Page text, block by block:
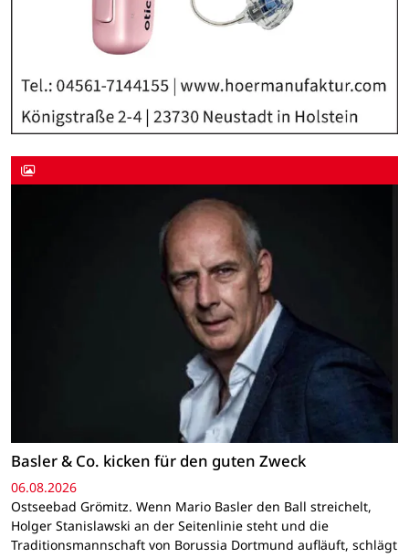
Basler & Co. kicken für den guten Zweck
06.08.2026
Ostseebad Grömitz. Wenn Mario Basler den Ball streichelt,
Holger Stanislawski an der Seitenlinie steht und die
Traditionsmannschaft von Borussia Dortmund aufläuft, schlägt